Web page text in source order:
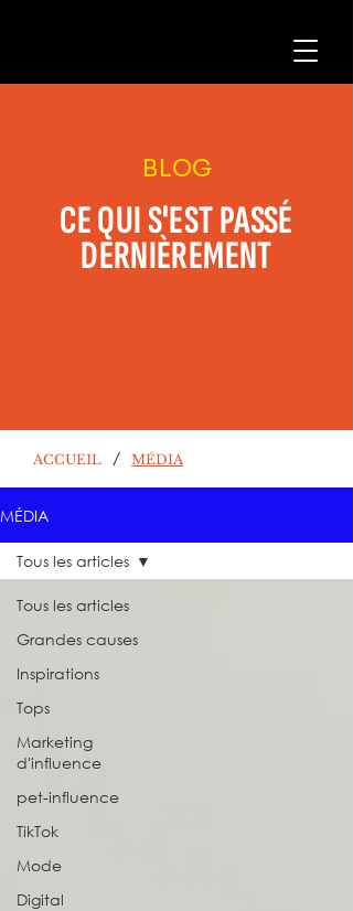
BLOG
CE QUI S'EST PASSÉ
DERNIÈREMENT
ACCUEIL / MÉDIA
MÉDIA
Tous les articles
Grandes causes
Inspirations
Tops
Marketing
d'influence
pet-influence
TikTok
Mode
Digital
Tous les articles